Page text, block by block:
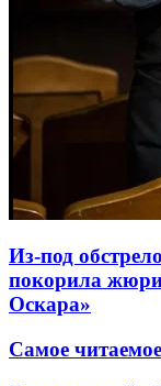
Из-под
покорила жюри
Оскара»
Самое читаемое